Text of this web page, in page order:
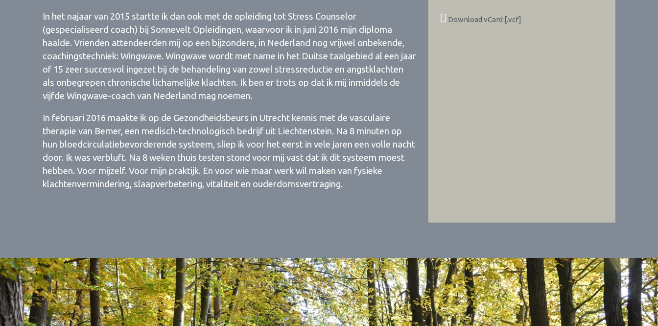
In het najaar van 2015 startte ik dan ook met de opleiding tot Stress Counselor
(gespecialiseerd coach) bij Sonnevelt Opleidingen, waarvoor ik in juni 2016 mijn diploma
haalde. Vrienden attendeerden mij op een bijzondere, in Nederland nog vrijwel onbekende,
coachingstechniek: Wingwave. Wingwave wordt met name in het Duitse taalgebied al een jaar
of 15 zeer succesvol ingezet bij de behandeling van zowel stressreductie en angstklachten
als onbegrepen chronische lichamelijke klachten. Ik ben er trots op dat ik mij inmiddels de
vijfde Wingwave-coach van Nederland mag noemen.
In februari 2016 maakte ik op de Gezondheidsbeurs in Utrecht kennis met de vasculaire
therapie van Bemer, een medisch-technologisch bedrijf uit Liechtenstein. Na 8 minuten op
hun bloedcirculatiebevorderende systeem, sliep ik voor het eerst in vele jaren een volle nacht
door. Ik was verbluft. Na 8 weken thuis testen stond voor mij vast dat ik dit systeem moest
hebben. Voor mijzelf. Voor mijn praktijk. En voor wie maar werk wil maken van fysieke
klachtenvermindering, slaapverbetering, vitaliteit en ouderdomsvertraging.
Download vCard [.vcf]